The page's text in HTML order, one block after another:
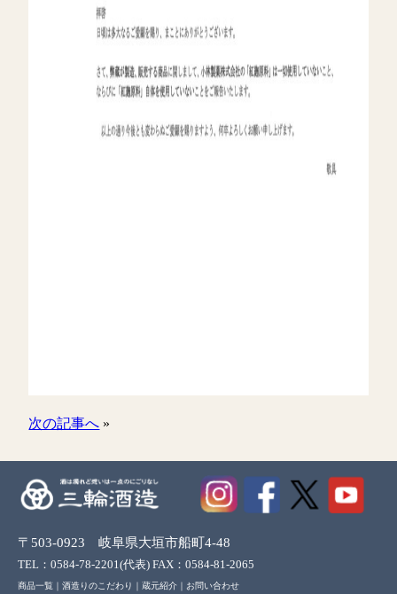
次の記事へ »
〒503-0923 岐阜県大垣市船町4-48
TEL：0584-78-2201(代表) FAX：0584-81-2065
商品一覧 ｜ 酒造りのこだわり ｜ 蔵元紹介 ｜ お問い合わせ